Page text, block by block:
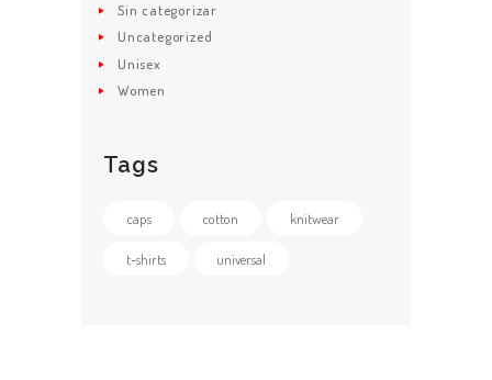
CONTACTENOS
Sin categorizar
Uncategorized
Unisex
Women
Tags
caps cotton knitwear
t-shirts universal